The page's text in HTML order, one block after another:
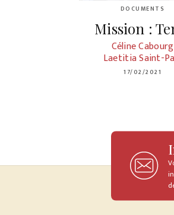
DOCUMENTS
Mission :
Céline Cabourg
Laetitia Saint-
17/02/2021